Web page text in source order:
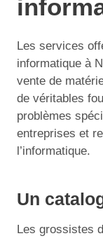
Les services
informatique à
vente de
de véritables
problèmes
entreprises et
l’informatique.
Un
Les grossistes